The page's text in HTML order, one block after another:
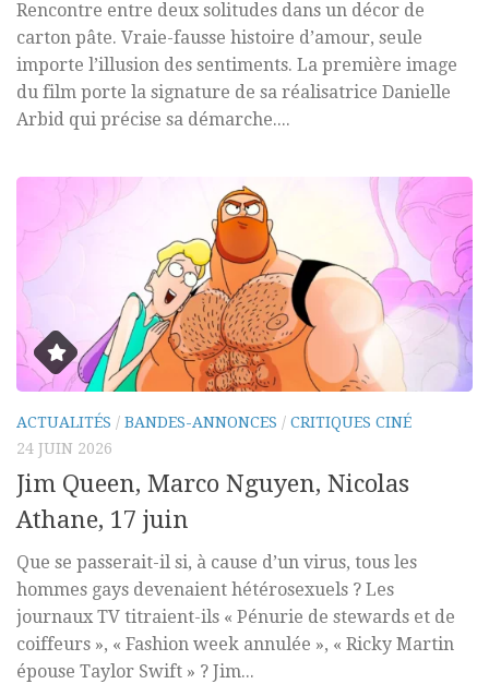
Rencontre entre deux solitudes dans un décor de
carton pâte. Vraie-fausse histoire d’amour, seule
importe l’illusion des sentiments. La première image
du film porte la signature de sa réalisatrice Danielle
Arbid qui précise sa démarche....
ACTUALITÉS / BANDES-ANNONCES / CRITIQUES CINÉ
24 JUIN 2026
Jim Queen, Marco Nguyen, Nicolas
Athane, 17 juin
Que se passerait-il si, à cause d’un virus, tous les
hommes gays devenaient hétérosexuels ? Les
journaux TV titraient-ils « Pénurie de stewards et de
coiffeurs », « Fashion week annulée », « Ricky Martin
épouse Taylor Swift » ? Jim...